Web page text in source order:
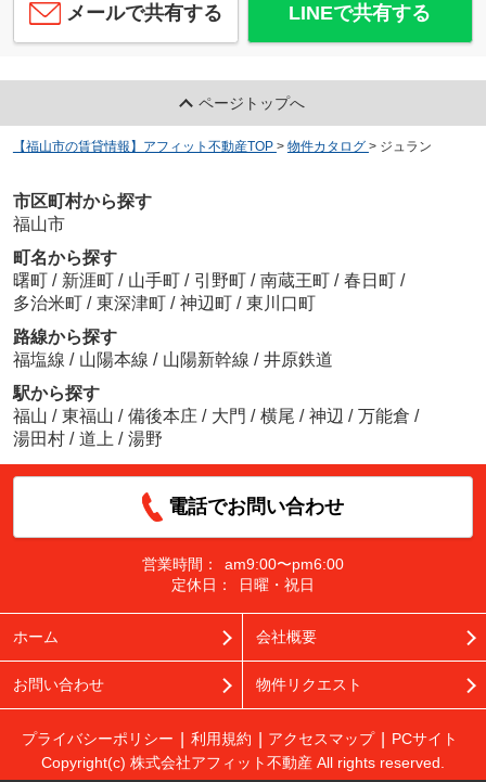
メールで共有する LINEで共有する
ページトップへ
【福山市の賃貸情報】アフィット不動産TOP > 物件カタログ > ジュラン
市区町村から探す
福山市
町名から探す
曙町 / 新涯町 / 山手町 / 引野町 / 南蔵王町 / 春日町 /
多治米町 / 東深津町 / 神辺町 / 東川口町
路線から探す
福塩線 / 山陽本線 / 山陽新幹線 / 井原鉄道
駅から探す
福山 / 東福山 / 備後本庄 / 大門 / 横尾 / 神辺 / 万能倉 /
湯田村 / 道上 / 湯野
電話でお問い合わせ
営業時間：
am9:00〜pm6:00
定休日：
日曜・祝日
ホーム 会社概要
お問い合わせ 物件リクエスト
プライバシーポリシー 利用規約 アクセスマップ
PCサイト
Copyright(c) 株式会社アフィット不動産 All rights reserved.